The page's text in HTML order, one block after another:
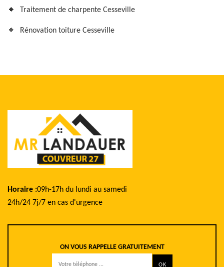
Traitement de charpente Cesseville
Rénovation toiture Cesseville
Horaire :09h-17h du lundi au samedi
24h/24 7j/7 en cas d'urgence
ON VOUS RAPPELLE GRATUITEMENT